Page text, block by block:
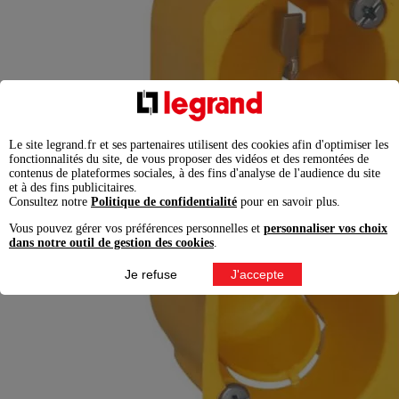
Le site legrand.fr et ses partenaires utilisent des cookies afin d'optimiser les
fonctionnalités du site, de vous proposer des vidéos et des remontées de
contenus de plateformes sociales, à des fins d'analyse de l'audience du site
et à des fins publicitaires.
Consultez notre Politique de confidentialité pour en savoir plus.
Vous pouvez gérer vos préférences personnelles et personnaliser vos choix
dans notre outil de gestion des cookies
Je refuse J'accepte